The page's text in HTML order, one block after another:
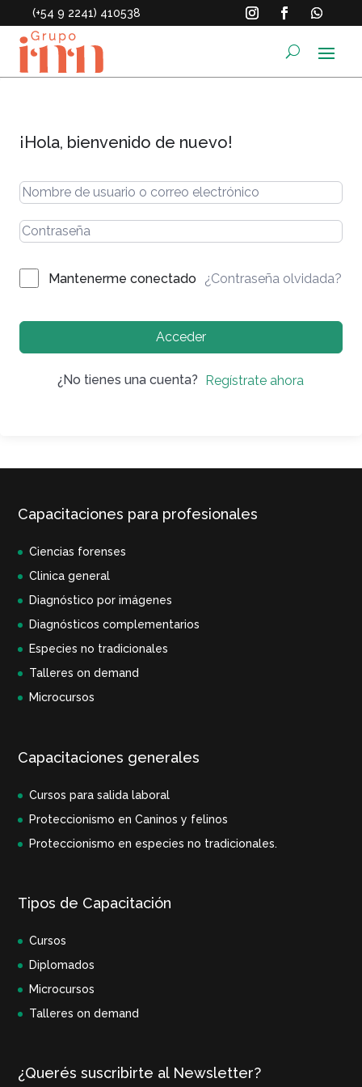
(+54 9 2241) 410538
¡Hola, bienvenido de nuevo!
Mantenerme conectado ¿Contraseña olvidada?
Acceder
¿No tienes una cuenta? Regístrate ahora
Capacitaciones para profesionales
Ciencias forenses
Clinica general
Diagnóstico por imágenes
Diagnósticos complementarios
Especies no tradicionales
Talleres on demand
Microcursos
Capacitaciones generales
Cursos para salida laboral
Proteccionismo en Caninos y felinos
Proteccionismo en especies no tradicionales.
Tipos de Capacitación
Cursos
Diplomados
Microcursos
Talleres on demand
¿Querés suscribirte al Newsletter?